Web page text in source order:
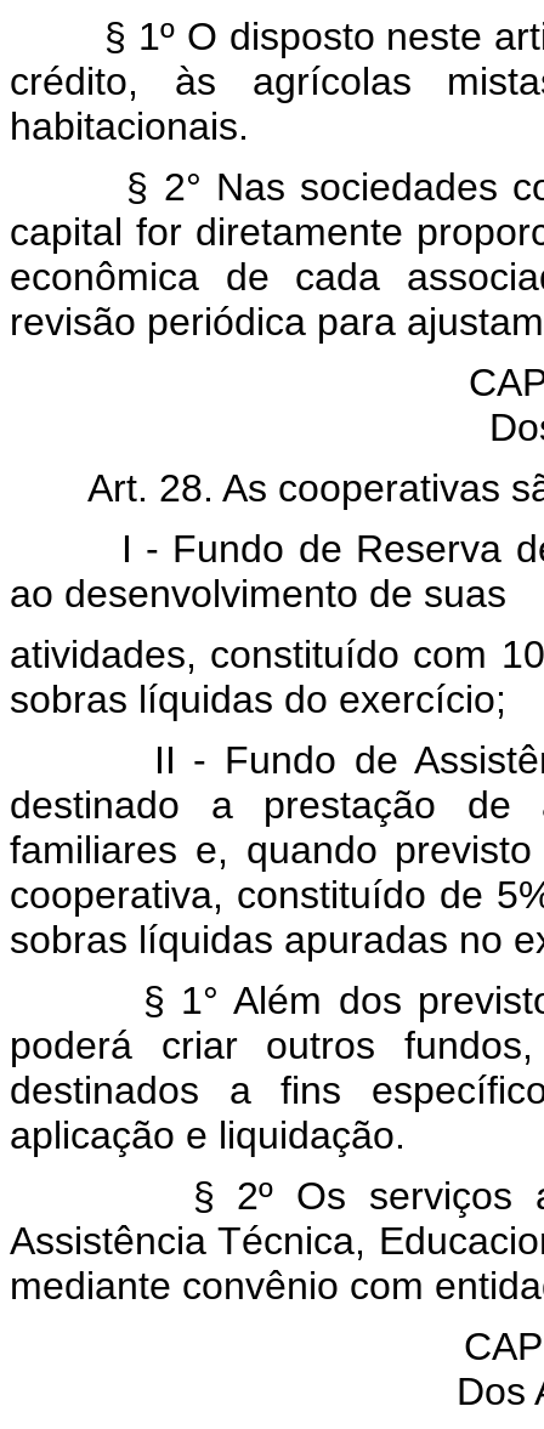
§ 1º O disposto neste
crédito, às agrícolas
habitacionais.
§ 2° Nas sociedades
capital for diretamente
econômica de cada
revisão periódica para
Art. 28. As cooperativas
I - Fundo de Reserva
ao desenvolvimento de suas
atividades, constituído com
sobras líquidas do exercício;
II - Fundo de
destinado a prestação de
familiares e, quando
cooperativa, constituído de
sobras líquidas apuradas no
§ 1° Além dos previstos
poderá criar outros
destinados a fins
aplicação e liquidação.
§ 2º Os serviços a
Assistência Técnica,
mediante convênio com
Dos